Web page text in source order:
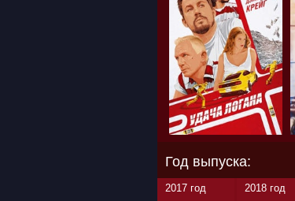
Год выпуска:
2017 год
2018 год